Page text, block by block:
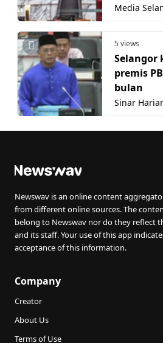
Media
5 views
Selangor
premis
bulan
Sinar
Newswav is an online content
from different online sources. The
belong to Newswav nor do they reflect
and its staff. Your use of this app
acceptance of this information.
Company
Creator
About Us
Terms of Use